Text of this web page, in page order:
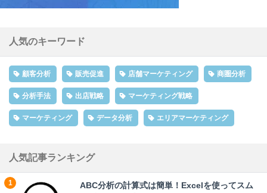
人気のキーワード
顧客分析 販売促進 店舗マーケティング 商圏分析
分析手法 出店戦略 マーケティング戦略
マーケティング データ分析 エリアマーケティング
人気記事ランキング
ABC分析の計算式は簡単！Excelを使ってスム